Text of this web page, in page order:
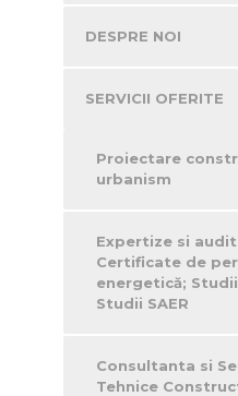
DESPRE NOI
SERVICII OFERITE
Proiectare
urbanism
Expertize si
Certificate de
energetică;
Studii SAER
Consultanta si
Tehnice